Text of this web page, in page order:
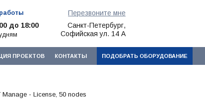
до 18:00
Перезвоните мне
Санкт-Петербург,
Софийская ул. 14 А
ПРОЕКТОВ КОНТАКТЫ ПОДОБРАТЬ ОБОРУДОВАНИЕ
Manage - License, 50 nodes